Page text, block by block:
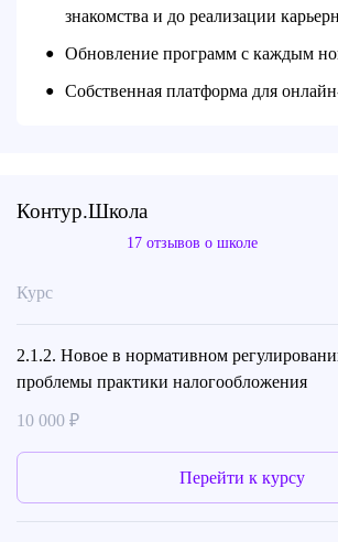
знакомства и до реализации
● Обновление программ с каждым
● Собственная платформа для
Контур.Школа
17 отзывов о школе
Курс
2.1.2. Новое в нормативном
проблемы практики налогообложения
10 000 ₽
Перейти к курсу